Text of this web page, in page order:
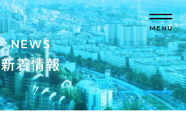
MENU
NEWS
新着情報